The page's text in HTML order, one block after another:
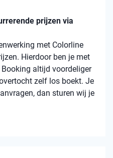
prijzen via
met Colorline
Hierdoor ben je met
altijd voordeliger
zelf los boekt. Je
dan sturen wij je